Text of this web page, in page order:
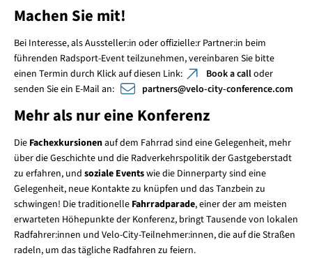
Machen Sie mit!
Bei Interesse, als Aussteller:in oder offizielle:r Partner:in beim
führenden Radsport-Event teilzunehmen, vereinbaren Sie bitte
einen Termin durch Klick auf diesen Link:
Book a calloder
senden Sie ein E-Mail an:
partners@velo-city-conference.com
Mehr als nur eine Konferenz
Die Fachexkursionenauf dem Fahrrad sind eine Gelegenheit, mehr
über die Geschichte und die Radverkehrspolitik der Gastgeberstadt
zu erfahren, und soziale Eventswie die Dinnerparty sind eine
Gelegenheit, neue Kontakte zu knüpfen und das Tanzbein zu
schwingen! Die traditionelle Fahrradparade, einer der am meisten
erwarteten Höhepunkte der Konferenz, bringt Tausende von lokalen
Radfahrer:innen und Velo-City-Teilnehmer:innen, die auf die Straßen
radeln, um das tägliche Radfahren zu feiern.